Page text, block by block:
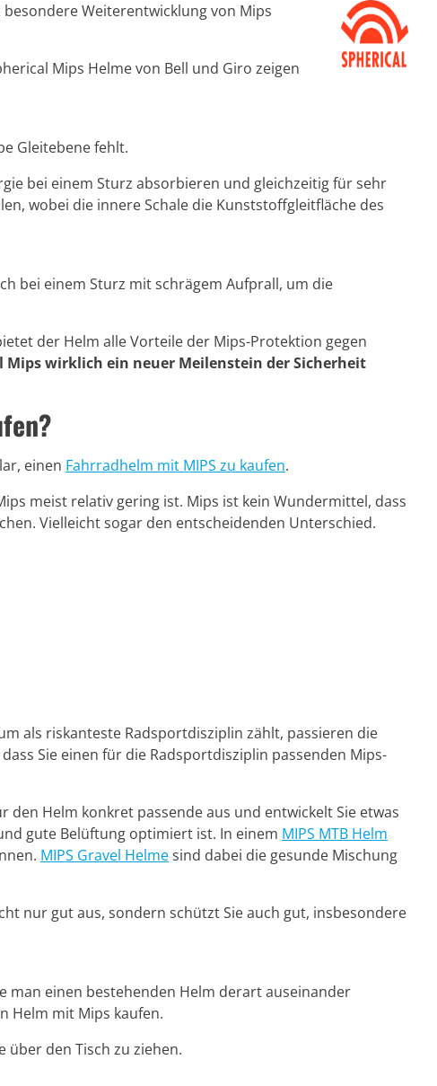
Weiterentwicklung von Mips
Mips Helme von Bell und Giro zeigen
Gleitebene fehlt.
bei einem Sturz absorbieren und gleichzeitig für sehr
wobei die innere Schale die Kunststoffgleitfläche des
bei einem Sturz mit schrägem Aufprall, um die
der Helm alle Vorteile der Mips-Protektion gegen
Mips wirklich ein neuer Meilenstein der Sicherheit
einen Fahrradhelm mit MIPS zu kaufen.
meist relativ gering ist. Mips ist kein Wundermittel, dass
Vielleicht sogar den entscheidenden Unterschied.
als riskanteste Radsportdisziplin zählt, passieren die
Sie einen für die Radsportdisziplin passenden Mips-
Helm konkret passende aus und entwickelt Sie etwas
gute Belüftung optimiert ist. In einem MIPS MTB Helm
MIPS Gravel Helmesind dabei die gesunde Mischung
nur gut aus, sondern schützt Sie auch gut, insbesondere
man einen bestehenden Helm derart auseinander
Helm mit Mips kaufen.
über den Tisch zu ziehen.